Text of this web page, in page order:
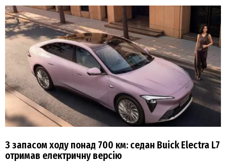
З запасом ходу понад 700 км: седан Buick Electra L7
отримав електричну версію